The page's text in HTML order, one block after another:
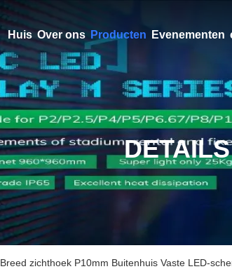
Huis Over ons Producten Evenementen
Breed zichthoek P10mm Buitenhuis Vaste LED-